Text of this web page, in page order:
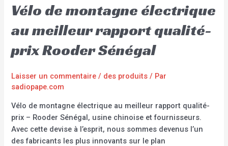
Vélo de montagne électrique
au meilleur rapport qualité-
prix Rooder Sénégal
Laisser un commentaire / des produits / Par
sadiopape.com
Vélo de montagne électrique au meilleur rapport qualité-
prix – Rooder Sénégal, usine chinoise et fournisseurs.
Avec cette devise à l’esprit, nous sommes devenus l’un
des fabricants les plus innovants sur le plan